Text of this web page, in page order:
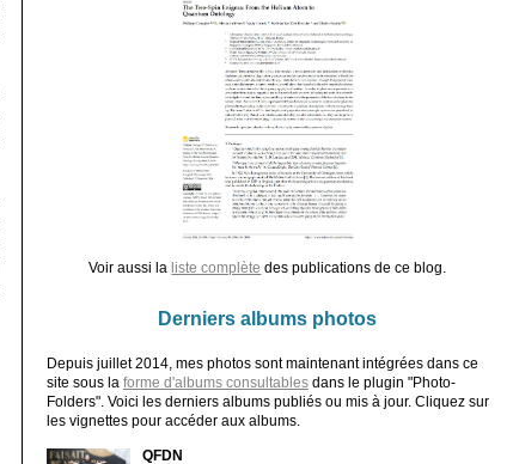
Voir aussi la liste complète des publications de ce blog.
Derniers albums photos
Depuis juillet 2014, mes photos sont maintenant intégrées dans ce
site sous la forme d'albums consultablesdans le plugin "Photo-
Folders". Voici les derniers albums publiés ou mis à jour. Cliquez sur
les vignettes pour accéder aux albums.
QFDN